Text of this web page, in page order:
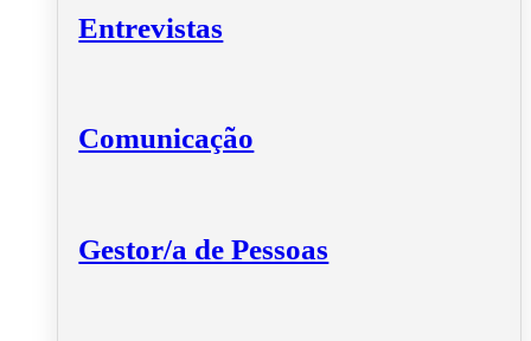
Entrevistas
Comunicação
Gestor/a de Pessoas